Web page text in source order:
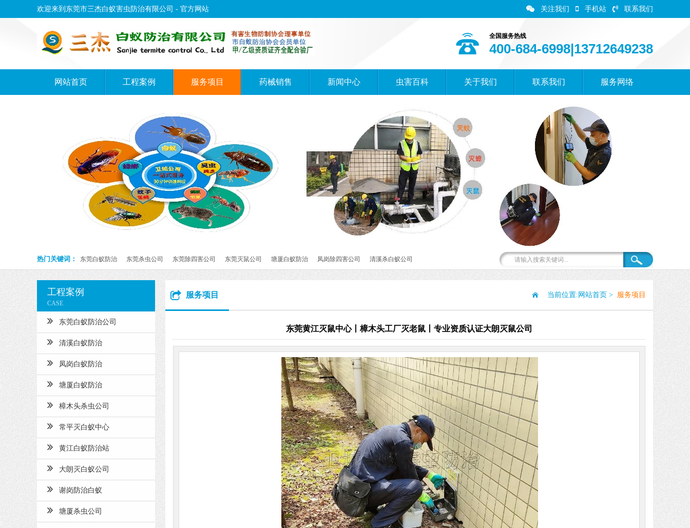
欢迎来到东莞市三杰白蚁害虫防治有限公司 - 官方网站 关注我们 手机站 联系我们
全国服务热线
400-684-6998|13712649238
网站首页 工程案例 服务项目 药械销售 新闻中心 虫害百科 关于我们 联系我们 服务网络
热门关键词： 东莞白蚁防治 东莞杀虫公司 东莞除四害公司 东莞灭鼠公司 塘厦白蚁防治 凤岗除四害公司 清溪杀白蚁公司
工程案例
CASE
东莞白蚁防治公司
清溪白蚁防治
凤岗白蚁防治
塘厦白蚁防治
樟木头杀虫公司
常平灭白蚁中心
黄江白蚁防治站
大朗灭白蚁公司
谢岗防治白蚁
塘厦杀虫公司
服务项目 当前位置: 网站首页 > 服务项目
东莞黄江灭鼠中心丨樟木头工厂灭老鼠丨专业资质认证大朗灭鼠公司